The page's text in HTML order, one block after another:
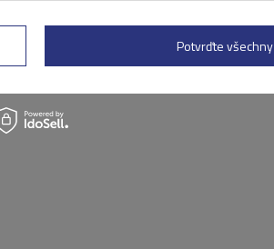
AMC 5105-A43
Potvrďte všechny